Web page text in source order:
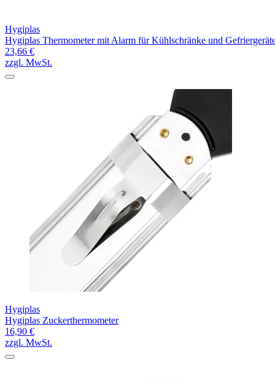
Hygiplas
Hygiplas Thermometer mit Alarm für Kühlschränke und
23,66 €
zzgl. MwSt.
Hygiplas
Hygiplas Zuckerthermometer
16,90 €
zzgl. MwSt.